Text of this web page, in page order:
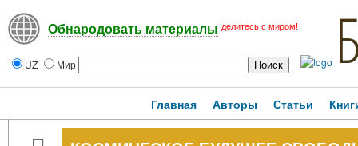
Обнародовать материалы делитесь с миром!
UZ Мир
Главная Авторы Статьи